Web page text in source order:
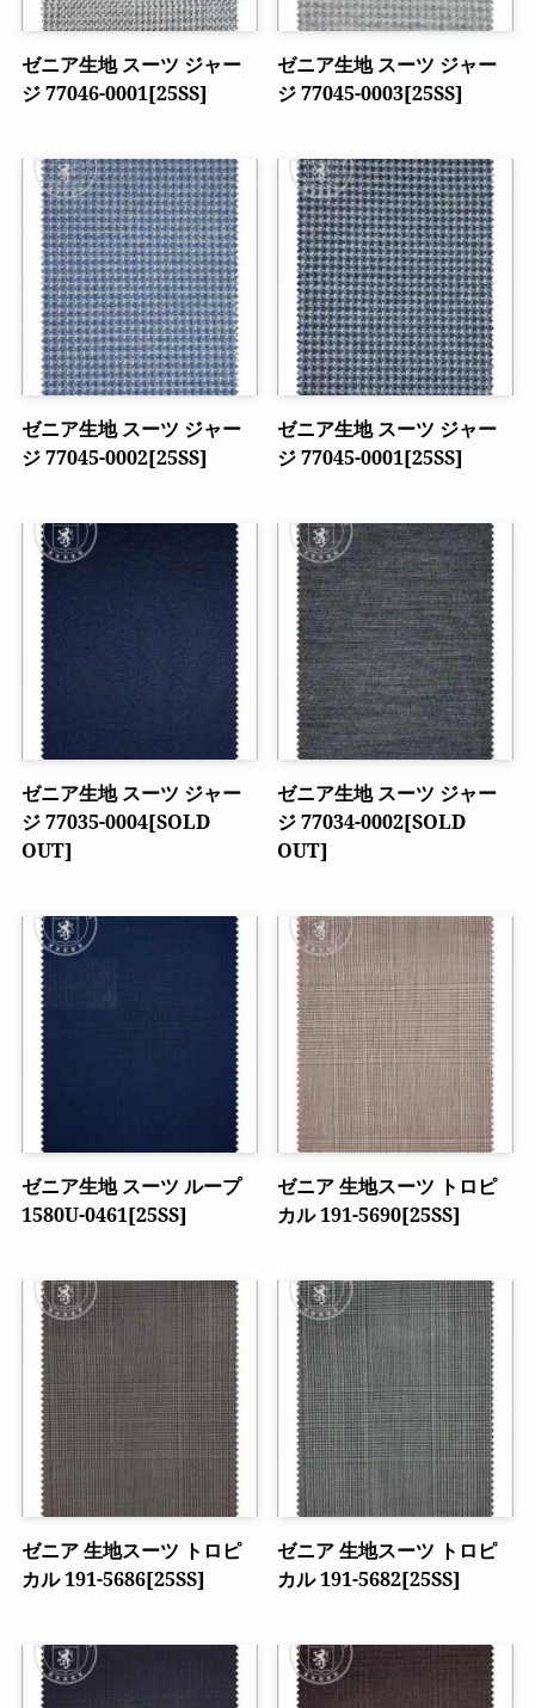
ゼニア生地 スーツ ジャー
ジ 77046-0001[25SS]
ゼニア生地 スーツ ジャー
ジ 77045-0003[25SS]
ゼニア生地 スーツ ジャー
ジ 77045-0002[25SS]
ゼニア生地 スーツ ジャー
ジ 77045-0001[25SS]
ゼニア生地 スーツ ジャー
ジ 77035-0004[SOLD
OUT]
ゼニア生地 スーツ ジャー
ジ 77034-0002[SOLD
OUT]
ゼニア生地 スーツ ループ
1580U-0461[25SS]
ゼニア 生地スーツ トロピ
カル 191-5690[25SS]
ゼニア 生地スーツ トロピ
カル 191-5686[25SS]
ゼニア 生地スーツ トロピ
カル 191-5682[25SS]